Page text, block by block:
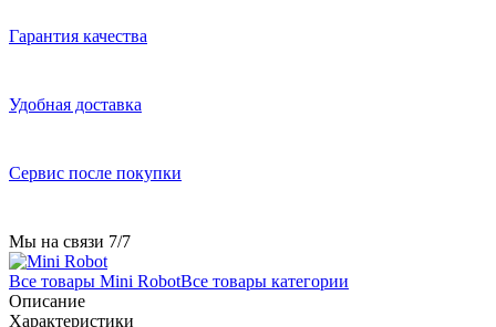
Гарантия качества
Удобная доставка
Сервис после покупки
Мы на связи 7/7
Все товары Mini RobotВсе товары категории
Описание
Характеристики